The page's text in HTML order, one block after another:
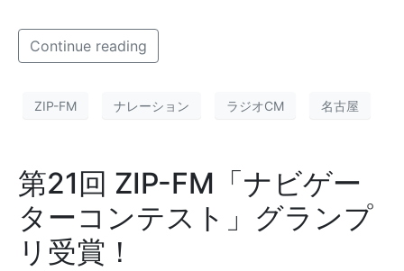
Continue reading
ZIP-FM ナレーション ラジオCM 名古屋
第21回 ZIP-FM「ナビゲー
ターコンテスト」グランプ
リ受賞！